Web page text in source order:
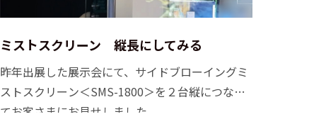
ミストスクリーン 縦長にしてみる
昨年出展した展示会にて、サイドブローイングミ
ストスクリーン＜SMS-1800＞を２台縦につなげ
てお客さまにお見せしました。